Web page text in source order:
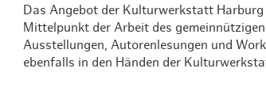
Das Angebot der Kulturwerkstatt
Mittelpunkt der Arbeit des
Ausstellungen, Autorenlesungen und
ebenfalls in den Händen der